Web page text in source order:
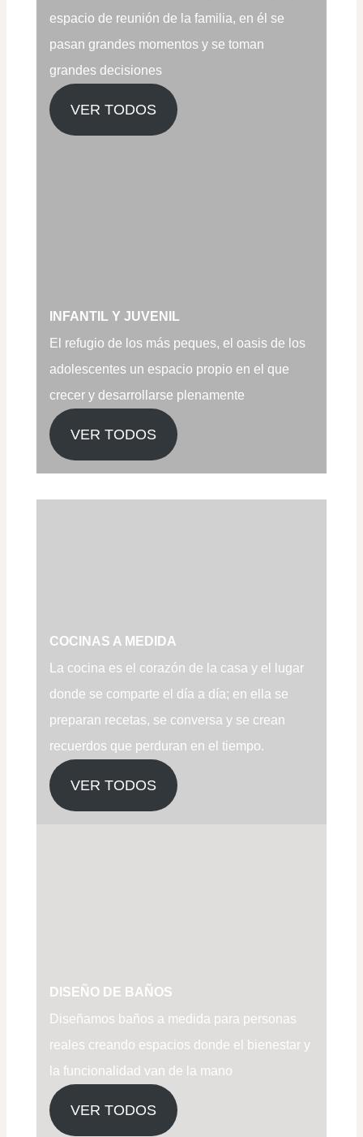
espacio de reunión de la familia, en él se
pasan grandes momentos y se toman
grandes decisiones
VER TODOS
INFANTIL Y JUVENIL
El refugio de los más peques, el oasis de los
adolescentes un espacio propio en el que
crecer y desarrollarse plenamente
VER TODOS
COCINAS A MEDIDA
La cocina es el corazón de la casa y el lugar
donde se comparte el día a día; en ella se
preparan recetas, se conversa y se crean
recuerdos que perduran en el tiempo.
VER TODOS
DISEÑO DE BAÑOS
Diseñamos baños a medida para personas
reales creando espacios donde el bienestar y
la funcionalidad van de la mano
VER TODOS